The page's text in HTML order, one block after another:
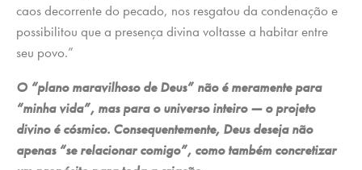
caos decorrente do pecado, nos resgatou da condenação e
possibilitou que a presença divina voltasse a habitar entre
seu povo.”
O “plano maravilhoso de Deus” não é meramente para
“minha vida”, mas para o universo inteiro — o projeto
divino é cósmico. Consequentemente, Deus deseja não
apenas “se relacionar comigo”, como também concretizar